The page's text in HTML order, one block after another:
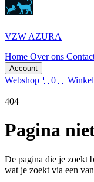
VZW AZURA
Home Over ons
Account
Webshop 🛒0🛒
404
Pagina
De pagina die je zoekt
wat je zoekt via een